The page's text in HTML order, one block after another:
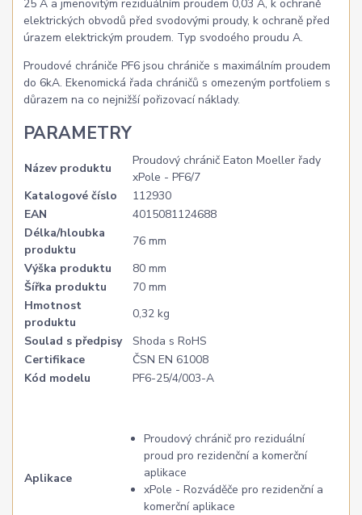
25 A a jmenovitým reziduálním proudem 0,03 A, k ochraně
elektrických obvodů před svodovými proudy, k ochraně před
úrazem elektrickým proudem. Typ svodoého proudu A.
Proudové chrániče PF6 jsou chrániče s maximálním proudem
do 6kA. Ekenomická řada chráničů s omezeným portfoliem s
důrazem na co nejnižší pořizovací náklady.
PARAMETRY
Název produktu
Proudový chránič Eaton Moeller řady
xPole - PF6/7
Katalogové číslo
112930
EAN
4015081124688
Délka/hloubka
produktu
76 mm
Výška produktu
80 mm
Šířka produktu
70 mm
Hmotnost
produktu
0,32 kg
Soulad s předpisy
Shoda s RoHS
Certifikace
ČSN EN 61008
Kód modelu
PF6-25/4/003-A
Aplikace
Proudový chránič pro reziduální
proud pro rezidenční a komerční
aplikace
xPole - Rozváděče pro rezidenční a
komerční aplikace